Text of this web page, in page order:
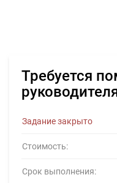
Требуется
Задание закрыто
Стоимость:
Срок выполнения: